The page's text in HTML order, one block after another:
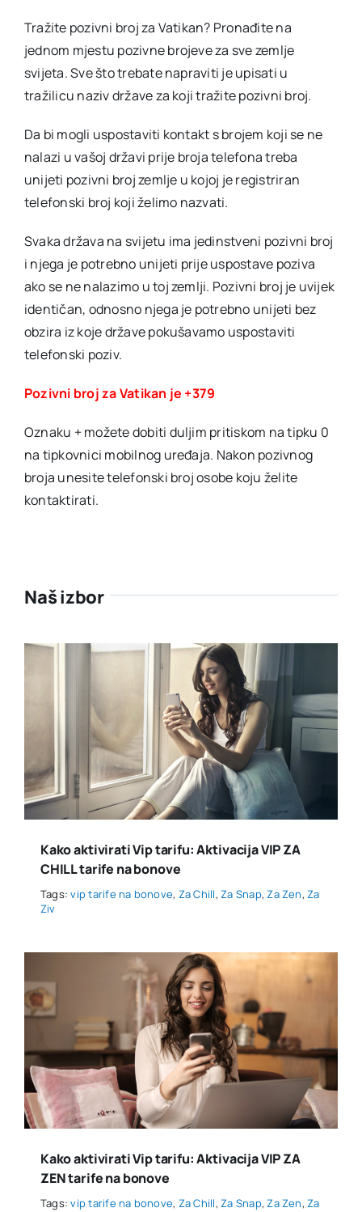
Tražite pozivni broj za Vatikan? Pronađite na
jednom mjestu pozivne brojeve za sve zemlje
svijeta. Sve što trebate napraviti je upisati u
tražilicu naziv države za koji tražite pozivni broj.
Da bi mogli uspostaviti kontakt s brojem koji se ne
nalazi u vašoj državi prije broja telefona treba
unijeti pozivni broj zemlje u kojoj je registriran
telefonski broj koji želimo nazvati.
Svaka država na svijetu ima jedinstveni pozivni broj
i njega je potrebno unijeti prije uspostave poziva
ako se ne nalazimo u toj zemlji. Pozivni broj je uvijek
identičan, odnosno njega je potrebno unijeti bez
obzira iz koje države pokušavamo uspostaviti
telefonski poziv.
Pozivni broj za Vatikan je +379
Oznaku + možete dobiti duljim pritiskom na tipku 0
na tipkovnici mobilnog uređaja. Nakon pozivnog
broja unesite telefonski broj osobe koju želite
kontaktirati.
Naš izbor
Kako aktivirati Vip tarifu: Aktivacija VIP ZA
CHILL tarife na bonove
Tags:vip tarife na bonove, Za Chill,Za Snap,Za Zen,Za
Ziv
Kako aktivirati Vip tarifu: Aktivacija VIP ZA
ZEN tarife na bonove
Tags:vip tarife na bonove, Za Chill,Za Snap,Za Zen,Za